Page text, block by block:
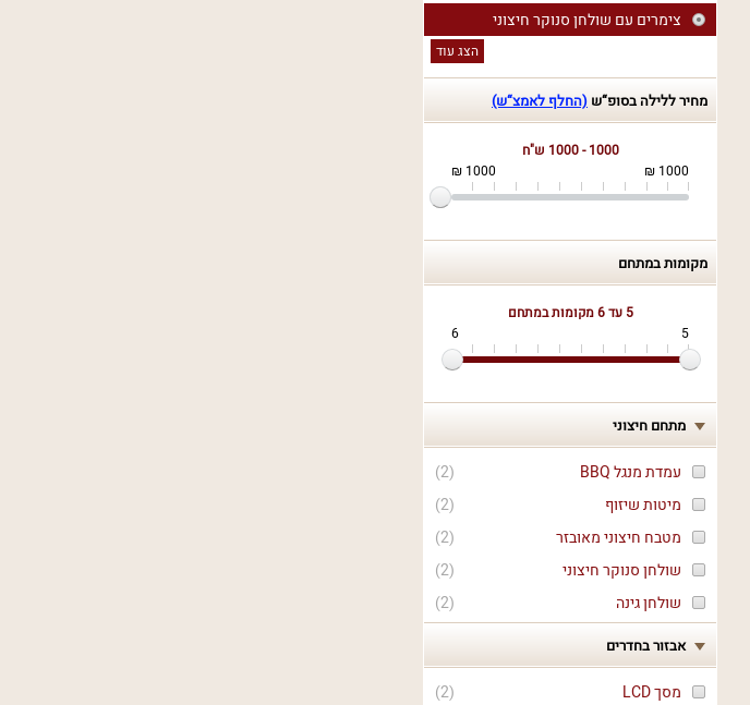
צימרים עם שולחן סנוקר חיצוני
הצג עוד
מחיר ללילה בסופ“ש (החלף לאמצ“ש)
1000 - 1000 ש"ח
1000 ₪
1000 ₪
מקומות במתחם
5 עד 6
מקומות במתחם
5
6
מתחם חיצוני
(
2
)
עמדת מנגל BBQ
(
2
)
מיטות שיזוף
(
2
)
מטבח חיצוני מאובזר
(
2
)
שולחן סנוקר חיצוני
(
2
) שולחן גינה
אבזור בחדרים
(
2
)
מסך LCD